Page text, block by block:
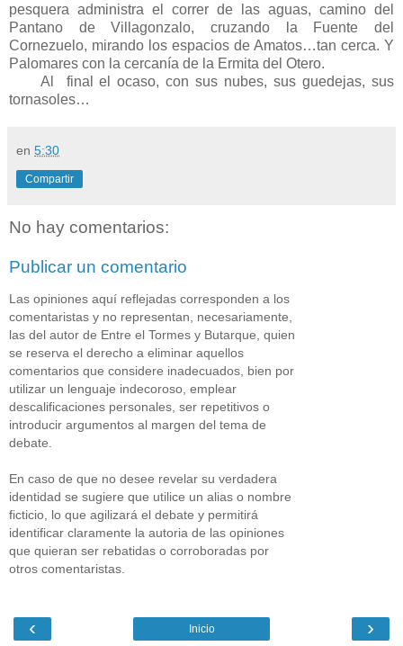
pesquera administra el correr de las aguas, camino del
Pantano de Villagonzalo, cruzando la Fuente del
Cornezuelo, mirando los espacios de Amatos…tan cerca. Y
Palomares con la cercanía de la Ermita del Otero.
Al final el ocaso, con sus nubes, sus guedejas, sus
tornasoles…
en 5:30
Compartir
No hay comentarios:
Publicar un comentario
Las opiniones aquí reflejadas corresponden a los
comentaristas y no representan, necesariamente,
las del autor de Entre el Tormes y Butarque, quien
se reserva el derecho a eliminar aquellos
comentarios que considere inadecuados, bien por
utilizar un lenguaje indecoroso, emplear
descalificaciones personales, ser repetitivos o
introducir argumentos al margen del tema de
debate.
En caso de que no desee revelar su verdadera
identidad se sugiere que utilice un alias o nombre
ficticio, lo que agilizará el debate y permitirá
identificar claramente la autoria de las opiniones
que quieran ser rebatidas o corroboradas por
otros comentaristas.
‹ ›
Inicio